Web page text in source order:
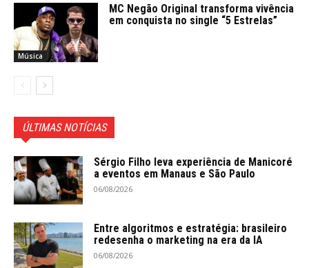
Música
MC Negão Original transforma vivência
em conquista no single “5 Estrelas”
ÚLTIMAS NOTÍCIAS
Sérgio Filho leva experiência de Manicoré
a eventos em Manaus e São Paulo
06/08/2026
Entre algoritmos e estratégia: brasileiro
redesenha o marketing na era da IA
06/08/2026